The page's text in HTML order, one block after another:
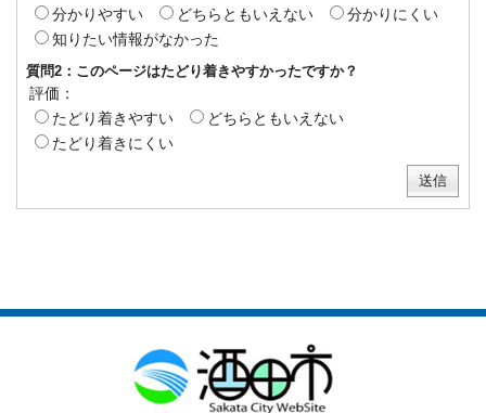
分かりやすい
どちらともいえない
分かりにくい
知りたい情報がなかった
質問2：このページはたどり着きやすかったですか？
評価：
たどり着きやすい
どちらともいえない
たどり着きにくい